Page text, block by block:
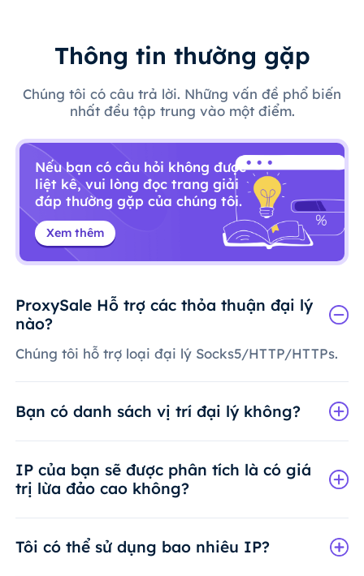
Thông tin thường gặp
Chúng tôi có câu trả lời. Những vấn đề phổ biến
nhất đều tập trung vào một điểm.
Nếu bạn có câu hỏi không được
liệt kê, vui lòng đọc trang giải
đáp thường gặp của chúng tôi.
Xem thêm
ProxySale Hỗ trợ các thỏa thuận đại lý
nào?
Chúng tôi hỗ trợ loại đại lý Socks5/HTTP/HTTPs.
Bạn có danh sách vị trí đại lý không?
IP của bạn sẽ được phân tích là có giá
trị lừa đảo cao không?
Tôi có thể sử dụng bao nhiêu IP?